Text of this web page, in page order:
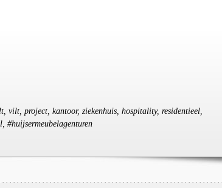
project, kantoor, ziekenhuis, hospitality, residentieel,
#huijsermeubelagenturen